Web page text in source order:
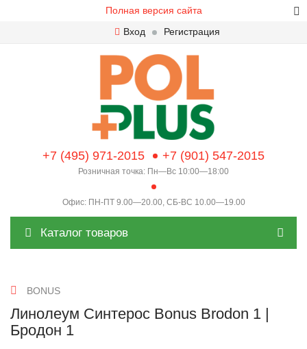
Полная версия сайта
Вход
Регистрация
+7 (495) 971-2015 +7 (901) 547-2015
Розничная точка: Пн—Вс 10:00—18:00
Офис: ПН-ПТ 9.00—20.00, СБ-ВС 10.00—19.00
Каталог товаров
BONUS
Линолеум Синтерос Bonus Brodon 1 |
Бродон 1